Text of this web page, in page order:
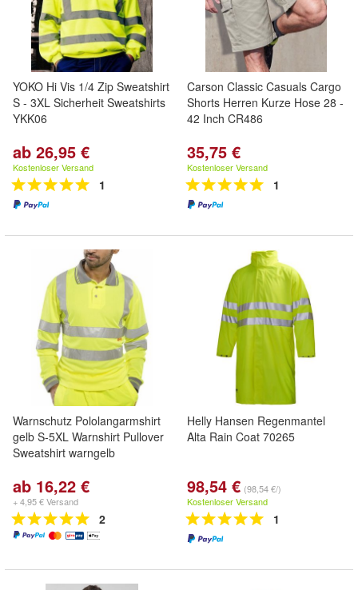
YOKO Hi Vis 1/4 Zip Sweatshirt
S - 3XL Sicherheit Sweatshirts
YKK06
ab 26,95 €
Kostenloser Versand
1
Carson Classic Casuals Cargo
Shorts Herren Kurze Hose 28 -
42 Inch CR486
35,75 €
Kostenloser Versand
1
Warnschutz Pololangarmshirt
gelb S-5XL Warnshirt Pullover
Sweatshirt warngelb
ab 16,22 €
+ 4,95 € Versand
2
Helly Hansen Regenmantel
Alta Rain Coat 70265
98,54 € (98,54 €/)
Kostenloser Versand
1